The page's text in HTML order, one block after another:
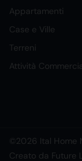
Appartamenti
Case e Ville
Terreni
Attività
©2026 Ital Home
Creato da Future